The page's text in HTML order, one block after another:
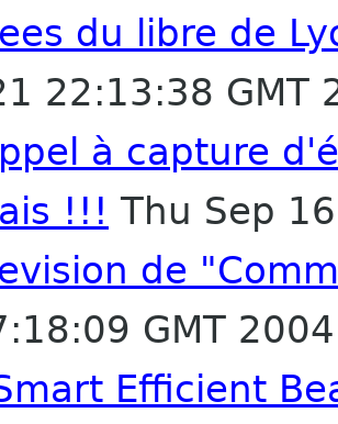
du libre de
22:13:38 GMT
à capture
!!! Thu Sep
de
GMT 2004
Efficient